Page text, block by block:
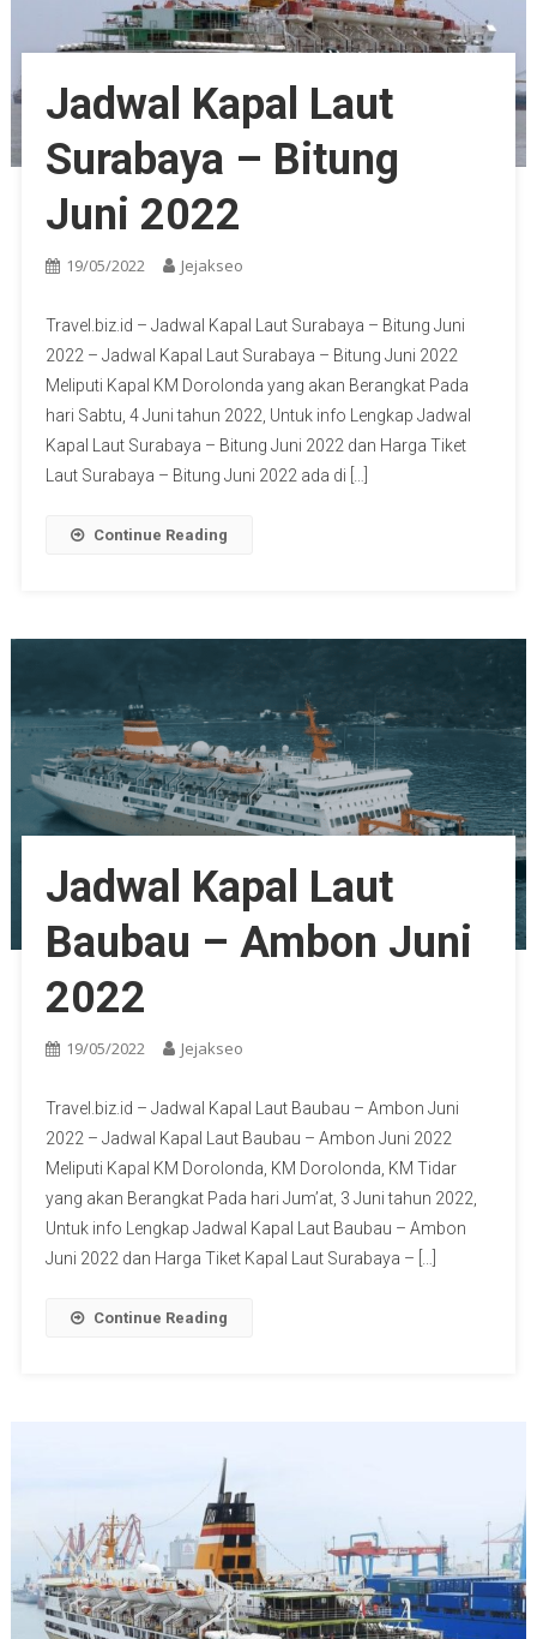
Jadwal Kapal Laut
Surabaya – Bitung
Juni 2022
19/05/2022 Jejakseo
Travel.biz.id – Jadwal Kapal Laut Surabaya – Bitung Juni
2022 – Jadwal Kapal Laut Surabaya – Bitung Juni 2022
Meliputi Kapal KM Dorolonda yang akan Berangkat Pada
hari Sabtu, 4 Juni tahun 2022, Untuk info Lengkap Jadwal
Kapal Laut Surabaya – Bitung Juni 2022 dan Harga Tiket
Laut Surabaya – Bitung Juni 2022 ada di […]
Continue Reading
Jadwal Kapal Laut
Baubau – Ambon Juni
2022
19/05/2022 Jejakseo
Travel.biz.id – Jadwal Kapal Laut Baubau – Ambon Juni
2022 – Jadwal Kapal Laut Baubau – Ambon Juni 2022
Meliputi Kapal KM Dorolonda, KM Dorolonda, KM Tidar
yang akan Berangkat Pada hari Jum’at, 3 Juni tahun 2022,
Untuk info Lengkap Jadwal Kapal Laut Baubau – Ambon
Juni 2022 dan Harga Tiket Kapal Laut Surabaya – […]
Continue Reading